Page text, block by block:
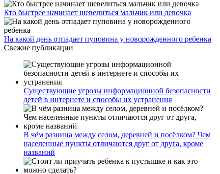
Кто быстрее начинает шевелиться мальчик или девочка
На какой день отпадает пуповина у новорожденного ребенка
Свежие публикации
Существующие угрозы информационной безопасности
детей в интернете и способы их устранения
В чём разница между селом, деревней и посёлком? Чем
населенные пункты отличаются друг от друга, кроме
названий